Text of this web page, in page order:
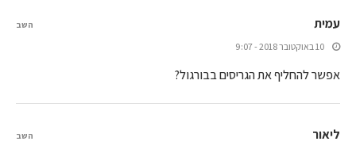
עמית
10 באוקטובר 2018 - 9:07
אפשר להחליף את הגריסים בבורגול?
השב
ליאור השב